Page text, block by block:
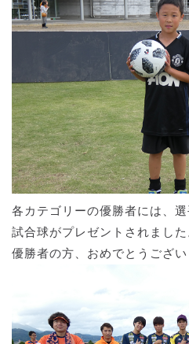
各カテゴリーの優勝者には、
試合球がプレゼントされました
優勝者の方、おめでとうござい